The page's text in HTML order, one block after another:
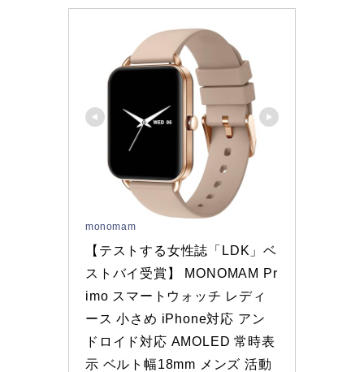
monomam
【テストする女性誌「LDK」ベ
ストバイ受賞】 MONOMAM Pr
imo スマートウォッチ レディ
ース 小さめ iPhone対応 アン
ドロイド対応 AMOLED 常時表
示 ベルト幅18mm メンズ 活動